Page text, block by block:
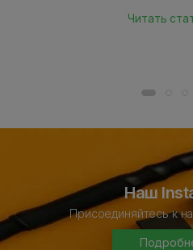
Читать
Наш
Присоединяйтесь к